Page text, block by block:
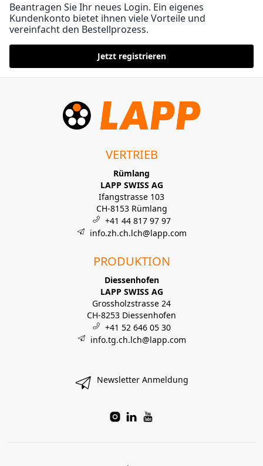
Beantragen Sie Ihr neues Login. Ein eigenes
Kundenkonto bietet ihnen viele Vorteile und
vereinfacht den Bestellprozess.
Jetzt registrieren
VERTRIEB
Rümlang
LAPP SWISS AG
Ifangstrasse 103
CH-8153 Rümlang
+41 44 817 97 97
info.zh.ch.lch@lapp.com
PRODUKTION
Diessenhofen
LAPP SWISS AG
Grossholzstrasse 24
CH-8253 Diessenhofen
+41 52 646 05 30
info.tg.ch.lch@lapp.com
Newsletter Anmeldung